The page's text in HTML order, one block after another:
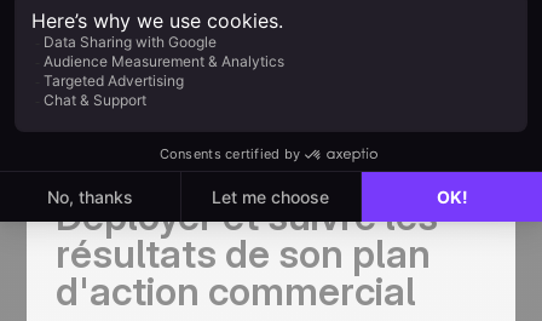
atteindre l'objectif global de l’entreprise
En suivant ce processus, vous vous assurerez
que vous assignez les tâches nécessaires aux
seront ainsi, accomplies.
Déployer et suivre les
résultats de son plan
d'action commercial